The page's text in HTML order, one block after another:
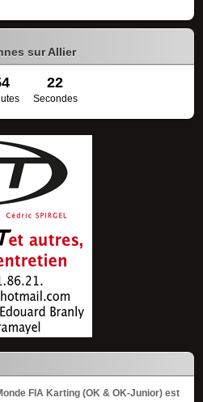
sur Allier
21
Secondes
FIA Karting (OK & OK-Junior) est